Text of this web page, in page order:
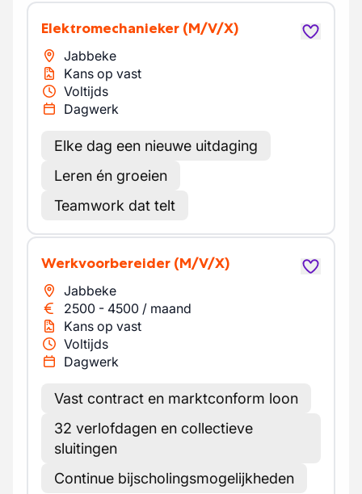
Elektromechanieker (M/V/X)
Jabbeke
Kans op vast
Voltijds
Dagwerk
Elke dag een nieuwe uitdaging
Leren én groeien
Teamwork dat telt
Werkvoorbereider (M/V/X)
Jabbeke
2500 - 4500 / maand
Kans op vast
Voltijds
Dagwerk
Vast contract en marktconform loon
32 verlofdagen en collectieve
sluitingen
Continue bijscholingsmogelijkheden